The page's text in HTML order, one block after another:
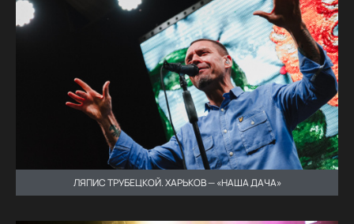
ЛЯПИС ТРУБЕЦКОЙ. ХАРЬКОВ — «НАША ДАЧА»